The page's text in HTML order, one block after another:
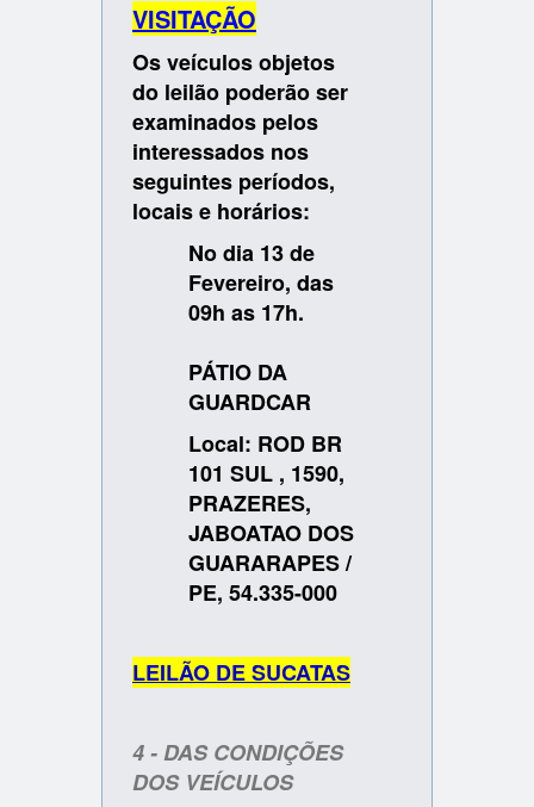
VISITAÇÃO
Os veículos objetos
do leilão poderão ser
examinados pelos
interessados nos
seguintes períodos,
locais e horários:
No dia 13 de
Fevereiro, das
09h as 17h.
PÁTIO DA
GUARDCAR
Local: ROD BR
101 SUL , 1590,
PRAZERES,
JABOATAO DOS
GUARARAPES /
PE, 54.335-000
LEILÃO DE SUCATAS
4 - DAS CONDIÇÕES
DOS VEÍCULOS